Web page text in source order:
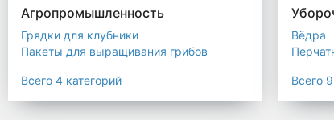
Агропромышленность
Грядки для клубники
Пакеты для выращивания грибов
Мульчирующая пленка
Всего 4 категорий
Вёдра
Всего